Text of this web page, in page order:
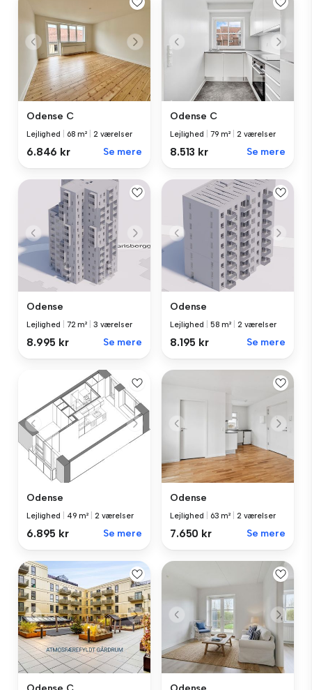
Odense C
Lejlighed 68 m² 2 værelser
6.846 kr Se mere
Odense C
Lejlighed 79 m² 2 værelser
8.513 kr Se mere
Odense
Lejlighed 72 m² 3 værelser
8.995 kr Se mere
Odense
Lejlighed 58 m² 2 værelser
8.195 kr Se mere
Odense
Lejlighed 49 m² 2 værelser
6.895 kr Se mere
Odense
Lejlighed 63 m² 2 værelser
7.650 kr Se mere